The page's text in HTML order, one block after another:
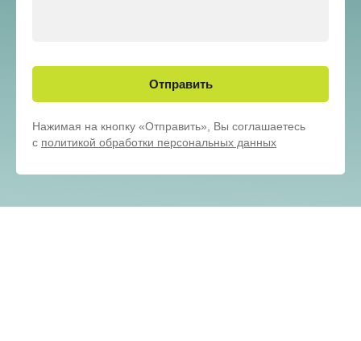
Отправить
Нажимая на кнопку «Отправить», Вы соглашаетесь
с политикой обработки персональных данных